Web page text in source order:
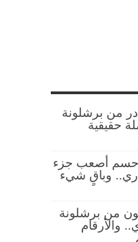
من برشلونة
حقيقية
حسم أصعب جزء
وباقٍ شيء
من برشلونة
والأرقام